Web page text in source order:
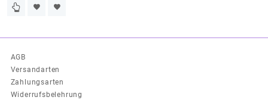
AGB
Versandarten
Zahlungsarten
Widerrufsbelehrung